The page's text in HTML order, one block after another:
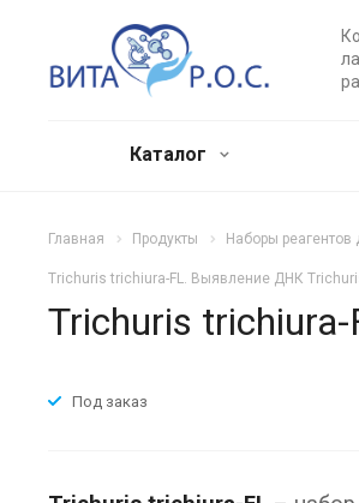
Каталог
Главная Продукты Наборы реагентов
Trichuris trichiura-FL. Выявление ДНК
Trichuris
Под заказ